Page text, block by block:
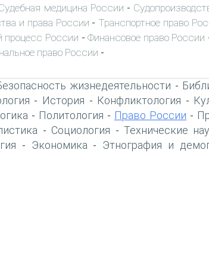
медицина России -
и права России - Транспортное право
процесс России -Финансовое право России
право России -
жизнедеятельности -
- История - Конфликтология -
- Политология - Право России -
- Социология - Технические
- Экономика - Этнография и